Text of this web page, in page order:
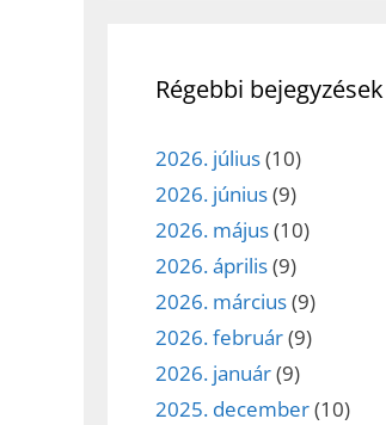
Régebbi bejegyzések
2026. július(10)
2026. június(9)
2026. május(10)
2026. április(9)
2026. március(9)
2026. február(9)
2026. január(9)
2025. december(10)